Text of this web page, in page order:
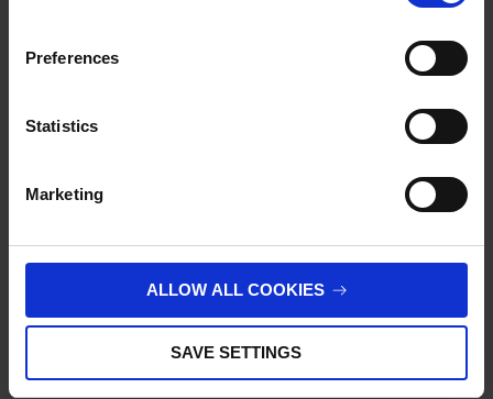
privacy level in the USA does not correspond to EU
standards, and it cannot be excluded that US authorities
access your data on US servers.
For more information on cookies and the use of your
Imprint.
Preferences
Statistics
Marketing
ALLOW ALL COOKIES
SAVE SETTINGS
95,05 €